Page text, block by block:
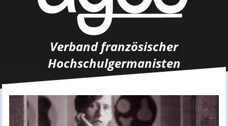
Verband französischer
Hochschulgermanisten